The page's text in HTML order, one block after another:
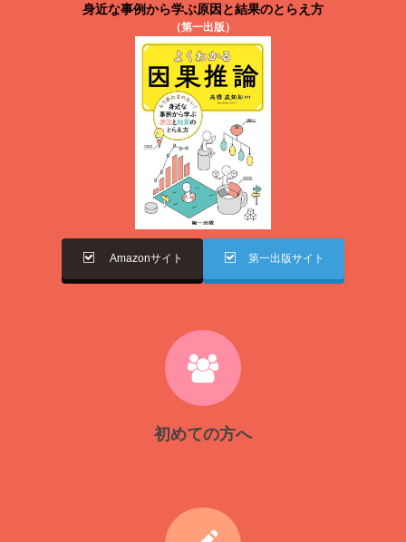
身近な事例から学ぶ原因と結果のとらえ方
（第一出版）
Amazonサイト 第一出版サイト
初めての方へ